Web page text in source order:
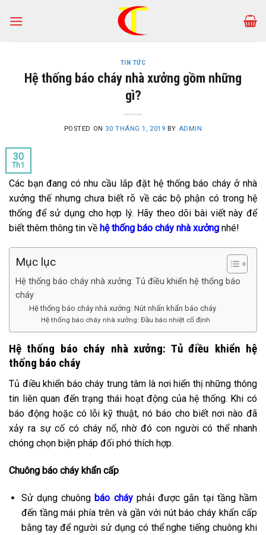
TIN TỨC
Hệ thống báo cháy nhà xưởng gồm những
gì?
POSTED ON 30 THÁNG 1, 2019 BY ADMIN
30
Th1
Các bạn đang có nhu cầu lắp đặt hệ thống báo cháy ở nhà
xưởng thế nhưng chưa biết rõ về các bộ phận có trong hệ
thống để sử dụng cho hợp lý. Hãy theo dõi bài viết này để
biết thêm thông tin về hệ thống báo cháy nhà xưởng nhé!
Mục lục
Hệ thống báo cháy nhà xưởng: Tủ điều khiển hệ thống báo
cháy
Hệ thống báo cháy nhà xưởng: Nút nhấn khẩn báo cháy
Hệ thống báo cháy nhà xưởng: Đầu báo nhiệt cố định
Hệ thống báo cháy nhà xưởng: Tủ điều khiển hệ
thống báo cháy
Tủ điều khiển báo cháy trung tâm là nơi hiển thị những thông
tin liên quan đến trạng thái hoạt động của hệ thống. Khi có
báo động hoặc có lỗi kỹ thuật, nó báo cho biết nơi nào đã
xảy ra sự cố có cháy nổ, nhờ đó con người có thể nhanh
chóng chọn biện pháp đối phó thích hợp.
Chuông báo cháy khẩn cấp
Sử dụng chuôngbáo cháyphải được gắn tại tầng hầm
đến tầng mái phía trên và gần với nút báo cháy khẩn cấp
bằng tay để người sử dụng có thể nghe tiếng chuông khi